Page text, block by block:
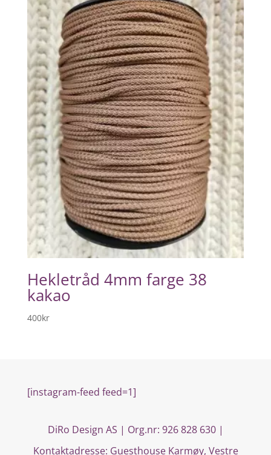
Hekletråd 4mm farge 38
kakao
400kr
[instagram-feed feed=1]
DiRo Design AS | Org.nr: 926 828 630 |
Kontaktadresse: Guesthouse Karmøy, Vestre